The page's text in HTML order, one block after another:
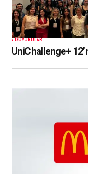
DUYURULAR
UniChallenge+